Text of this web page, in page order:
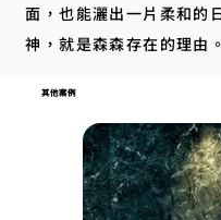
面，也能灑出一片柔和的
神，就是森森存在的理由。
其他案例